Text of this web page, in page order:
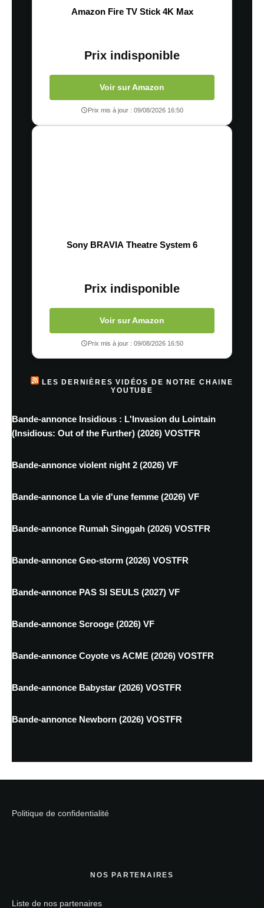
Amazon Fire TV Stick 4K Max
Prix indisponible
Voir sur Amazon
Prix mis à jour : 09/08/2026 16:50
Sony BRAVIA Theatre System 6
Prix indisponible
Voir sur Amazon
Prix mis à jour : 09/08/2026 16:50
LES DERNIÈRES VIDÉOS DE NOTRE CHAINE
YOUTUBE
Bande-annonce Insidious : L'Invasion du Lointain
(Insidious: Out of the Further) (2026) VOSTFR
Bande-annonce violent night 2 (2026) VF
Bande-annonce La vie d'une femme (2026) VF
Bande-annonce Rumah Singgah (2026) VOSTFR
Bande-annonce Geo-storm (2026) VOSTFR
Bande-annonce PAS SI SEULS (2027) VF
Bande-annonce Scrooge (2026) VF
Bande-annonce Coyote vs ACME (2026) VOSTFR
Bande-annonce Babystar (2026) VOSTFR
Bande-annonce Newborn (2026) VOSTFR
Politique de confidentialité
NOS PARTENAIRES
Liste de nos partenaires